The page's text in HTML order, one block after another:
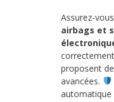
Assurez-
airbags et
proposent
avancées.
automatique